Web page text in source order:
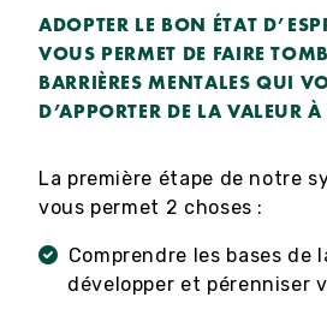
ADOPTER LE BON ÉTAT
VOUS PERMET DE FAIRE
BARRIÈRES MENTALES QUI
D’APPORTER DE LA VALEUR
La première étape de notre
vous permet 2 choses :
Comprendre les bases de
développer et pérenniser